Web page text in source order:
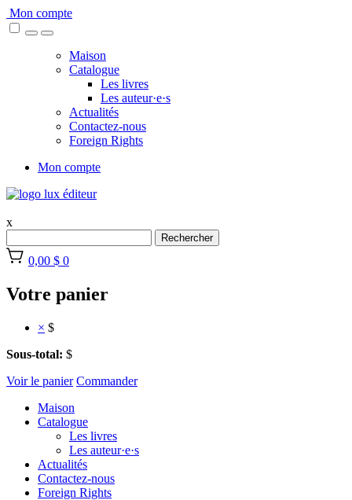
Skip
to
Mon compte
Maison
Catalogue
Les livres
Les auteur·e·s
Actualités
Contactez-nous
Foreign Rights
Mon compte
x
Rechercher
0,00 $ 0
Votre panier
× $
Sous-total: $
Voir le panier Commander
Maison
Catalogue
Les livres
Les auteur·e·s
Actualités
Contactez-nous
Foreign Rights